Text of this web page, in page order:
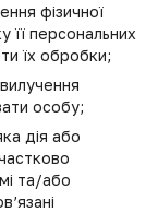
фізичної
персональних
їх обробки;
особу;
дія або
та/або